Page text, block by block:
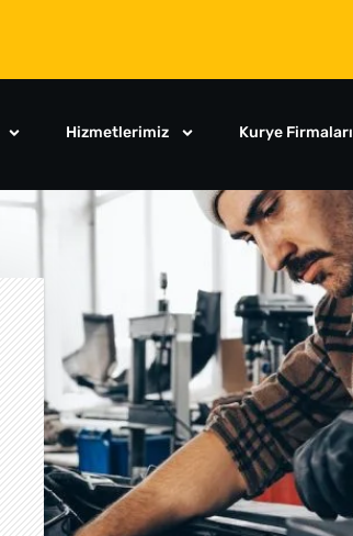
Hizmetlerimiz Kurye Firmaları